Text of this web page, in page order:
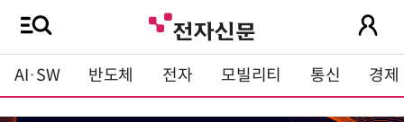
AI·SW 반도체 전자 모빌리티 통신 경제